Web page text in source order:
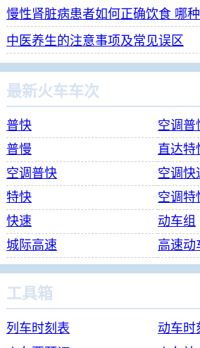
慢性肾脏病患者如何正确饮食 哪
中医养生的注意事项及常见误区
最新火车车次
普快
空调普
普慢
直达特
空调普快
空调快
特快
空调特
快速
动车组
城际高速
高速动
工具箱
列车时刻表
动车时